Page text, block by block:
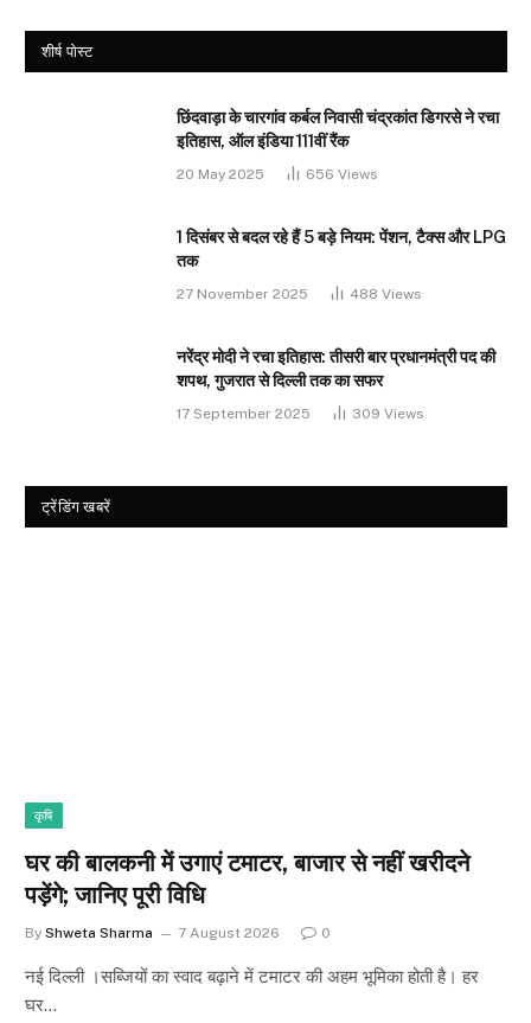
शीर्ष पोस्ट
छिंदवाड़ा के चारगांव कर्बल निवासी चंद्रकांत डिगरसे ने रचा
इतिहास, ऑल इंडिया 111वीं रैंक
20 May 2025 656 Views
1 दिसंबर से बदल रहे हैं 5 बड़े नियम: पेंशन, टैक्स और LPG
तक
27 November 2025 488 Views
नरेंद्र मोदी ने रचा इतिहास: तीसरी बार प्रधानमंत्री पद की
शपथ, गुजरात से दिल्ली तक का सफर
17 September 2025 309 Views
ट्रेंडिंग खबरें
कृषि
घर की बालकनी में उगाएं टमाटर, बाजार से नहीं खरीदने
पड़ेंगे; जानिए पूरी विधि
By Shweta Sharma 7 August 2026 0
नई दिल्ली ।सब्जियों का स्वाद बढ़ाने में टमाटर की अहम भूमिका होती है। हर
घर…